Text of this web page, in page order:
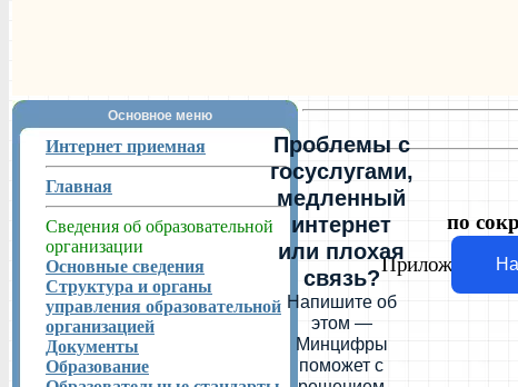
Проблемы с
госуслугами,
медленный
интернет
или плохая
связь?
Напишите об
этом —
Минцифры
поможет с
Основное меню
Интернет приемная
Главная
Сведения об образовательной
организации
Основные сведения
Структура и органы
управления образовательной
организацией
Документы
Образование
по
Приложение к